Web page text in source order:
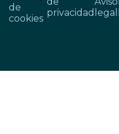
de
cookies privacidad legal